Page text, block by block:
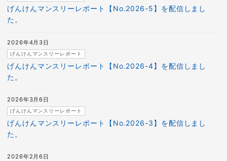
げんけんマンスリーレポート【No.2026-5】を配信しまし
た。
げんけんマンスリーレポート【No.2026-4】を配信しまし
た。
げんけんマンスリーレポート
2026年4月3日
げんけんマンスリーレポート【No.2026-3】を配信しまし
た。
げんけんマンスリーレポート
2026年3月6日
2026年2月6日